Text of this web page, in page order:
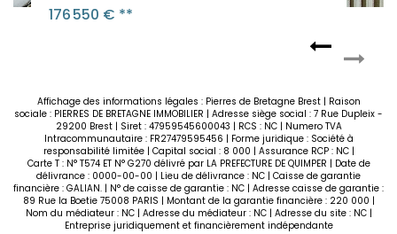
54 000 €**
Affichage des informations légales : Pierres de Bretagne Brest | Raison
sociale : PIERRES DE BRETAGNE IMMOBILIER | Adresse siège social : 7 Rue Dupleix -
29200 Brest | Siret : 47959545600043 | RCS : NC | Numero TVA
Intracommunautaire : FR27479595456 | Forme juridique : Société à
responsabilité limitée | Capital social : 8 000 | Assurance RCP : NC |
Carte T : N° T574 ET N° G270 délivré par LA PREFECTURE DE QUIMPER | Date de
délivrance : 0000-00-00 | Lieu de délivrance : NC | Caisse de garantie
financière : GALIAN. | N° de caisse de garantie : NC | Adresse caisse de garantie :
89 Rue la Boetie 75008 PARIS | Montant de la garantie financière : 220 000 |
Nom du médiateur : NC | Adresse du médiateur : NC | Adresse du site : NC |
Entreprise juridiquement et financièrement indépendante